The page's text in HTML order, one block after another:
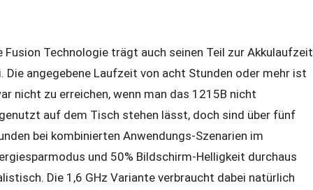
Fusion Technologie trägt auch seinen Teil zur Akkulaufzeit
Die angegebene Laufzeit von acht Stunden oder mehr ist
nicht zu erreichen, wenn man das 1215B nicht
auf dem Tisch stehen lässt, doch sind über fünf
bei kombinierten Anwendungs-Szenarien im
und 50% Bildschirm-Helligkeit durchaus
Die 1,6 GHz Variante verbraucht dabei natürlich